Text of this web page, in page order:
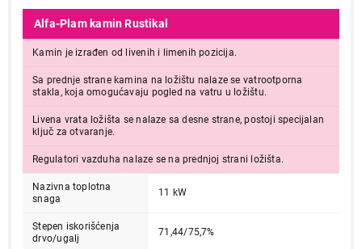
Alfa-Plam kamin Rustikal
Kamin je izrađen od livenih i limenih pozicija.
Sa prednje strane kamina na ložištu nalaze se vatrootporna
stakla, koja omogućavaju pogled na vatru u ložištu.
Livena vrata ložišta se nalaze sa desne strane, postoji specijalan
ključ za otvaranje.
Regulatori vazduha nalaze se na prednjoj strani ložišta.
Nazivna toplotna
snaga
11 kW
Stepen iskorišćenja
drvo/ugalj
71,44/75,7%